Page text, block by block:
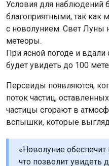
поток частиц,
частицы сгорают в
вспышки, которые
«Новолуние
что позволит увидеть
город, чтобы световая
испортила
сторону северо-
Персей, где
посоветовала
новосибирского